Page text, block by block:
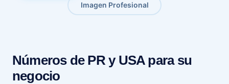
Imagen Profesional
Números de PR y USA para su
negocio